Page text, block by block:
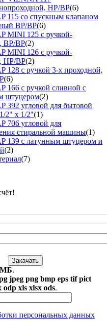
НР/ВР(6)
115 со спускным клапаном
ВР/ВР(6)
MINI 125 с ручкой-
ВР/ВР(2)
MINI 126 с ручкой-
НР/ВР(2)
128 с ручкой 3-х проходной,
(6)
166 с ручкой сливной с
штуцером(2)
392 угловой для бытовой
2" х 1/2"(1)
706 угловой для
стиральной машины(1)
139 с латунным штуцером и
(2)
(7)
МБ.
jpeg png bmp eps tif pict
xls xlsx ods.
персональных данных